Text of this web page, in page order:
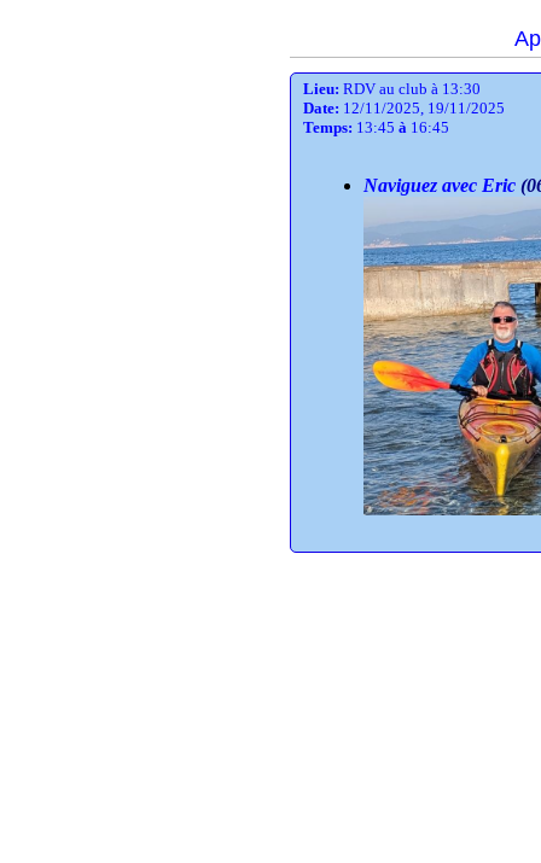
Lieu: RDV au club à 13:30
Date: 12/11/2025, 19/11/2025
Temps: 13:45 à 16:45
Naviguez avec Eric